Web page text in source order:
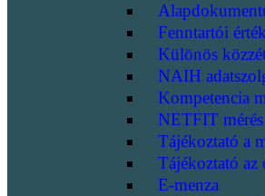
Fenntartói
Különös
NAIH
Kompetencia
NETFIT mérés
Tájékoztató a
Tájékoztató az
E-menza